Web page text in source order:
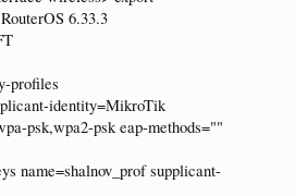
6.33.3
profiles
identity=MikroTik
psk,wpa2-psk eap-methods=""
name=shalnov_prof supplicant-